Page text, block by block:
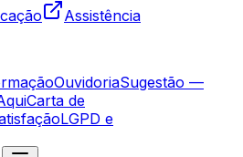
Assistência
OuvidoriaSugestão —
Carta de
LGPD e